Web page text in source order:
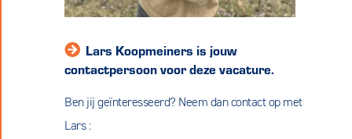
Lars Koopmeiners is jouw
contactpersoon voor deze vacature.
Ben jij geïnteresseerd? Neem dan contact op met
Lars :